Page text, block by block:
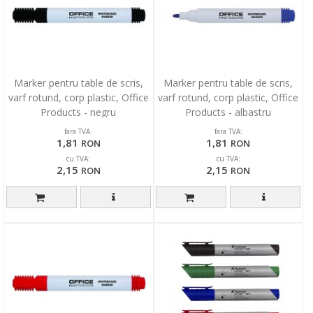
Marker pentru table de scris,
varf rotund, corp plastic, Office
Products - negru
fara TVA:
1,81 RON
cu TVA:
2,15 RON
Marker pentru table de scris,
varf rotund, corp plastic, Office
Products - albastru
fara TVA:
1,81 RON
cu TVA:
2,15 RON